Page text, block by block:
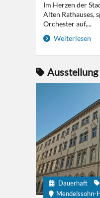
Im Herzen der
Alten Rathauses,
Orchester auf,...
Weiterlesen
Ausstellung
Dauerhaft
Mendelssohn-